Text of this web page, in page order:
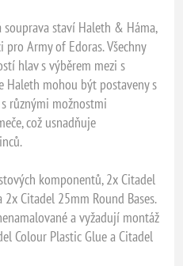
staví Haleth & Háma,
Army of Edoras. Všechny
hlav s výběrem mezi s
Haleth mohou být postaveny s
různými možnostmi
což usnadňuje
komponentů, 2x Citadel
Citadel 25mm Round Bases.
a vyžadují montáž
Colour Plastic Glue a Citadel